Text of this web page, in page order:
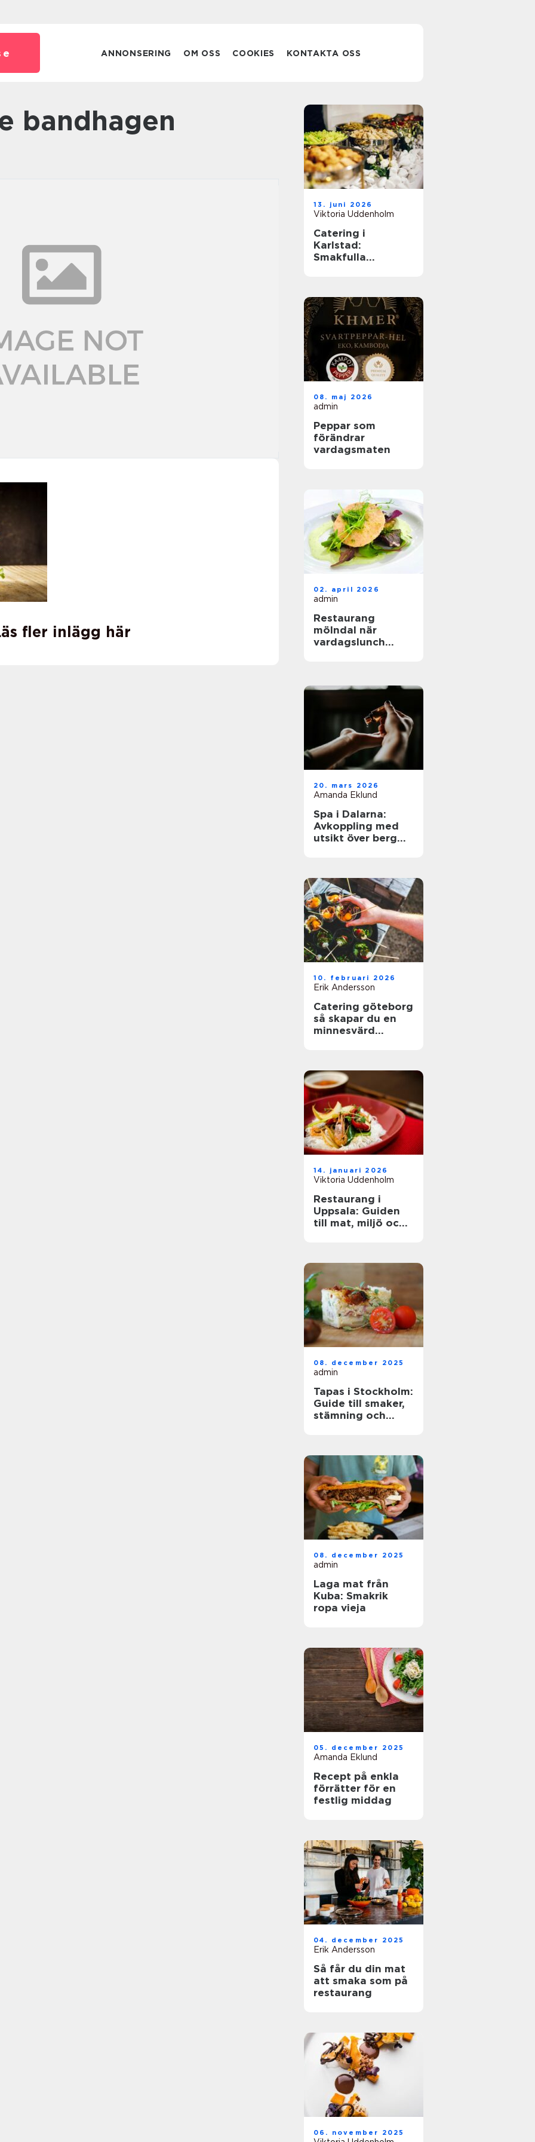
ANNONSERING OM OSS COOKIES KONTAKTA OSS
bandhagen
fler inlägg här
13. juni 2026
Viktoria Uddenholm
Catering i
Karlstad:
Smakfulla
08. maj 2026
admin
Peppar som
förändrar
vardagsmaten
02. april 2026
admin
Restaurang
mölndal när
vardagslunch
20. mars 2026
Amanda Eklund
Spa i Dalarna:
Avkoppling med
utsikt över berg
10. februari 2026
Erik Andersson
Catering göteborg
så skapar du en
minnesvärd
14. januari 2026
Viktoria Uddenholm
Restaurang i
Uppsala: Guiden
till mat, miljö och
08. december 2025
admin
Tapas i Stockholm:
Guide till smaker,
stämning och
08. december 2025
admin
Laga mat från
Kuba: Smakrik
ropa vieja
05. december 2025
Amanda Eklund
Recept på enkla
förrätter för en
festlig middag
04. december 2025
Erik Andersson
Så får du din mat
att smaka som på
restaurang
06. november 2025